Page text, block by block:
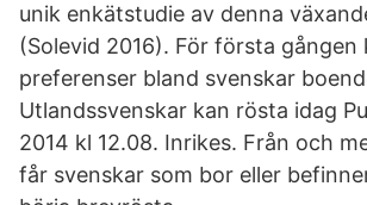
unik enkätstudie av denna
(Solevid 2016). För första gången
preferenser bland svenskar
Utlandssvenskar kan rösta idag
2014 kl 12.08. Inrikes. Från och
får svenskar som bor eller